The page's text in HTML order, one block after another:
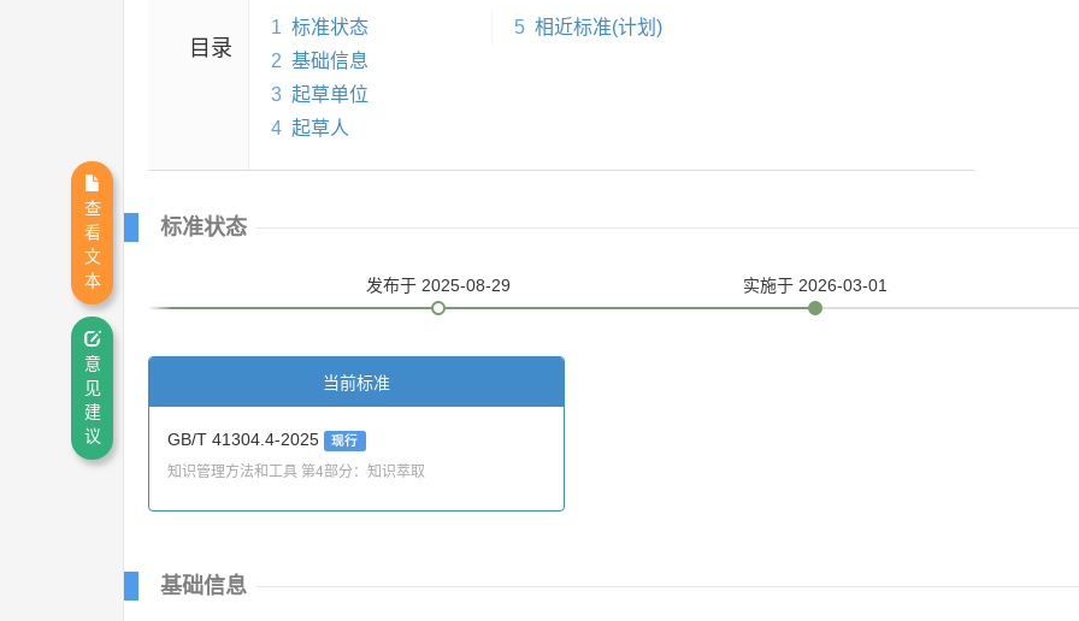
目录
1 标准状态
2 基础信息
3 起草单位
4 起草人
5 相近标准(计划)
标准状态
发布于 2025-08-29 实施于 2026-03-01
当前标准
GB/T 41304.4-2025 现行
知识管理方法和工具 第4部分：知识萃取
基础信息
查
看
文
本
意
见
建
议